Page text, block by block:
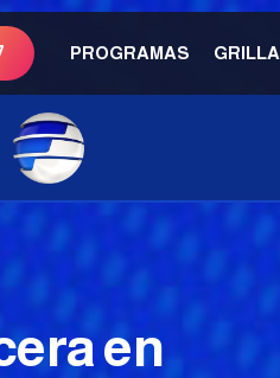
PROGRAMAS GRILLA
en